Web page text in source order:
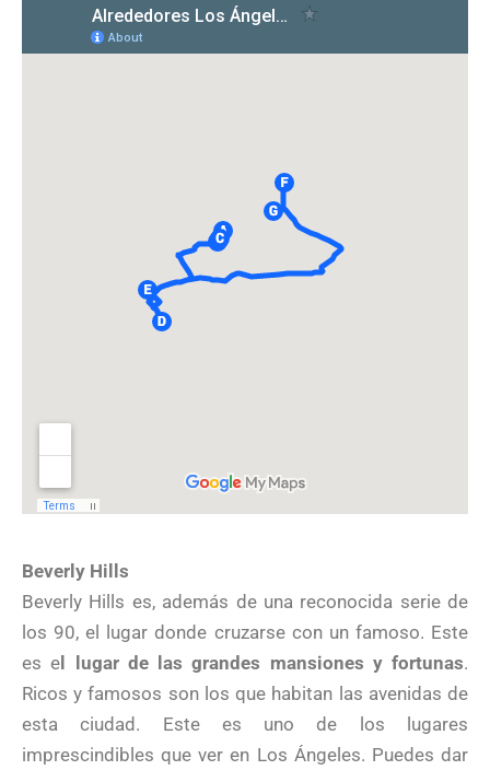
Beverly Hills
Beverly Hills es, además de una reconocida serie de
los 90, el lugar donde cruzarse con un famoso. Este
es el lugar de las grandes mansiones y fortunas.
Ricos y famosos son los que habitan las avenidas de
esta ciudad. Este es uno de los lugares
imprescindibles que ver en Los Ángeles. Puedes dar